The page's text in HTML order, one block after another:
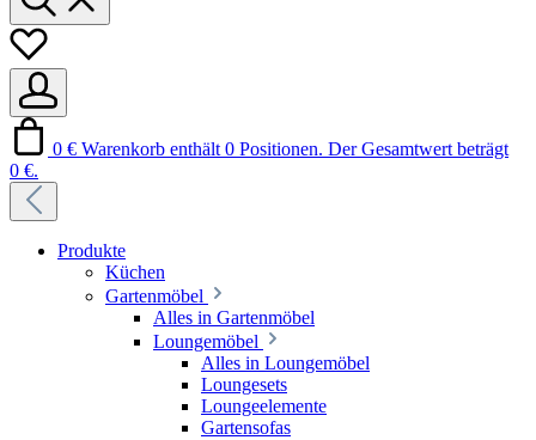
0 € Warenkorb enthält 0 Positionen. Der Gesamtwert beträgt
0 €.
Produkte
Küchen
Gartenmöbel
Alles in Gartenmöbel
Loungemöbel
Alles in Loungemöbel
Loungesets
Loungeelemente
Gartensofas